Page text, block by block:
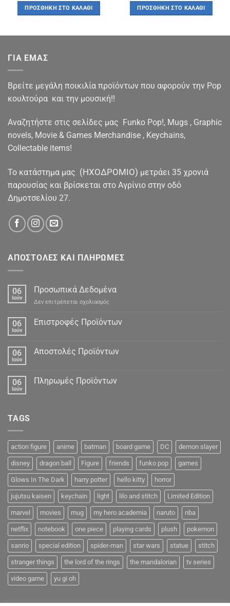
was:
€14.90.
τιμή
είναι:
€12.45.
ΠΡΟΣΘΉΚΗ ΣΤΟ ΚΑΛΆΘΙ
was:
€14.90.
τιμή
είναι:
€12.50.
ΠΡΟΣΘΉΚΗ ΣΤΟ ΚΑΛΆΘΙ
ΓΙΑ ΕΜΑΣ
Βρείτε μεγάλη ποικιλία προϊόντων που αφορούν την Pop
κουλτούρα και την μουσική!!
Αναζητήστε στις σελίδες μας Funko Pop!, Mugs , Graphic
novels, Movie & Games Merchandise , Keychains,
Collectable items!
To κατάστημα μας (ΗΧΟΔΡΟΜΙΟ) μετράει 35 χρονιά
παρουσίας και βρίσκεται στο Αγρίνιο στην οδό
Δημοτσελίου 27.
ΑΠΟΣΤΟΛΕΣ ΚΑΙ ΠΛΗΡΩΜΕΣ
06
Ιούν
Προσωπικά Δεδομένα
Δεν επιτρέπεται σχολιασμός
06
Ιούν
Επιστροφές Προϊόντων
06
Ιούν
Αποστολές Προϊόντων
06
Ιούν
Πληρωμές Προϊόντων
TAGS
action figure anime batman board game DC demon slayer
disney dragon ball Figure friends funko pop games
Glows In The Dark harry potter hello kitty horror
jujutsu kaisen keychain light lilo and stitch Limited Edition
marvel movies mug my hero academia naruto nba
netflix notebook one piece playing cards plush pokemon
sanrio special edition spider-man star wars statue stitch
stranger things the lord of the rings the mandalorian tv series
video game yu gi oh